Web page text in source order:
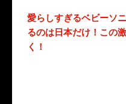
愛らしすぎるベビーソ
るのは日本だけ！この
く！